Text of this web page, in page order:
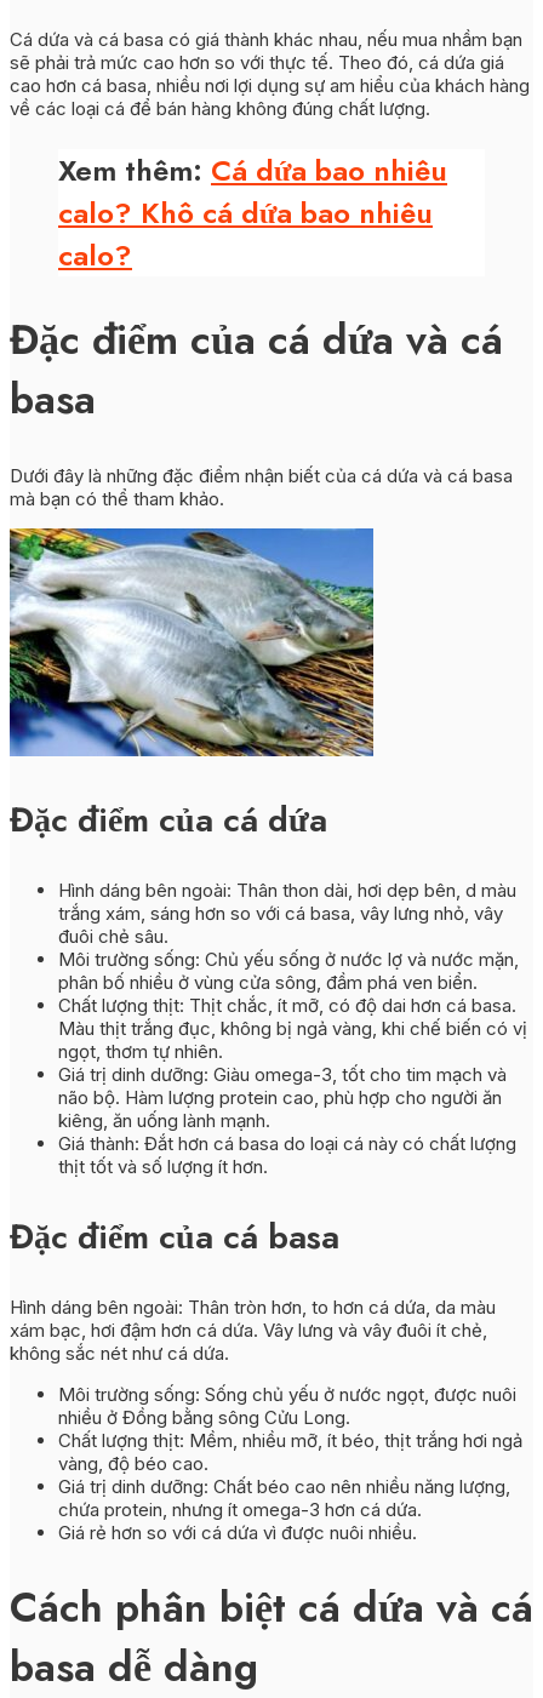
Cá dứa và cá basa có giá thành khác nhau, nếu mua nhầm bạn
sẽ phải trả mức cao hơn so với thực tế. Theo đó, cá dứa giá
cao hơn cá basa, nhiều nơi lợi dụng sự am hiểu của khách hàng
về các loại cá để bán hàng không đúng chất lượng.
Xem thêm: Cá dứa bao nhiêu
calo? Khô cá dứa bao nhiêu
calo?
Đặc điểm của cá dứa và cá
basa
Dưới đây là những đặc điểm nhận biết của cá dứa và cá basa
mà bạn có thể tham khảo.
Đặc điểm của cá dứa
Hình dáng bên ngoài: Thân thon dài, hơi dẹp bên, d màu
trắng xám, sáng hơn so với cá basa, vây lưng nhỏ, vây
đuôi chẻ sâu.
Môi trường sống: Chủ yếu sống ở nước lợ và nước mặn,
phân bố nhiều ở vùng cửa sông, đầm phá ven biển.
Chất lượng thịt: Thịt chắc, ít mỡ, có độ dai hơn cá basa.
Màu thịt trắng đục, không bị ngả vàng, khi chế biến có vị
ngọt, thơm tự nhiên.
Giá trị dinh dưỡng: Giàu omega-3, tốt cho tim mạch và
não bộ. Hàm lượng protein cao, phù hợp cho người ăn
kiêng, ăn uống lành mạnh.
Giá thành: Đắt hơn cá basa do loại cá này có chất lượng
thịt tốt và số lượng ít hơn.
Đặc điểm của cá basa
Hình dáng bên ngoài: Thân tròn hơn, to hơn cá dứa, da màu
xám bạc, hơi đậm hơn cá dứa. Vây lưng và vây đuôi ít chẻ,
không sắc nét như cá dứa.
Môi trường sống: Sống chủ yếu ở nước ngọt, được nuôi
nhiều ở Đồng bằng sông Cửu Long.
Chất lượng thịt: Mềm, nhiều mỡ, ít béo, thịt trắng hơi ngả
vàng, độ béo cao.
Giá trị dinh dưỡng: Chất béo cao nên nhiều năng lượng,
chứa protein, nhưng ít omega-3 hơn cá dứa.
Giá rẻ hơn so với cá dứa vì được nuôi nhiều.
Cách phân biệt cá dứa và cá
basa dễ dàng